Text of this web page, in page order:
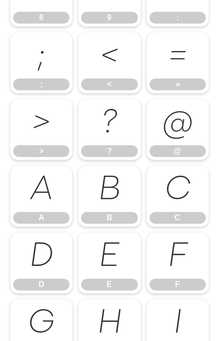
8 9 :
;
;
<
<
=
=
>
>
?
?
@
@
A
A
B
B
C
C
D
D
E
E
F
F
G H I